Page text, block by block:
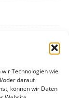
Technologien wie
oder darauf
können wir Daten